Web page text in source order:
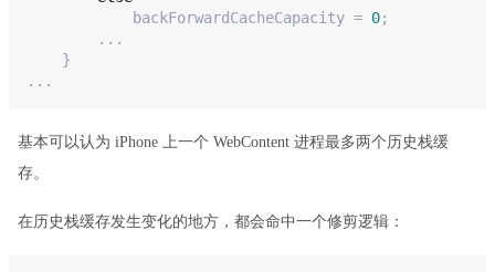
            backForwardCacheCapacity =
0;
        ...
    }
...
基本可以认为 iPhone 上一个 WebContent 进程最多两个历史栈缓
存。
在历史栈缓存发生变化的地方，都会命中一个修剪逻辑：